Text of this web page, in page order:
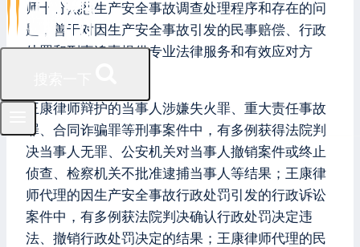
师十分熟悉生产安全事故调查处理程序和存在的问
题，善于对因生产安全事故引发的民事赔偿、行政
处罚和刑事追责提供专业法律服务和有效应对方
王康律师辩护的当事人涉嫌失火罪、重大责任事故
罪、合同诈骗罪等刑事案件中，有多例获得法院判
决当事人无罪、公安机关对当事人撤销案件或终止
侦查、检察机关不批准逮捕当事人等结果；王康律
师代理的因生产安全事故行政处罚引发的行政诉讼
案件中，有多例获法院判决确认行政处罚决定违
法、撤销行政处罚决定的结果；王康律师代理的民